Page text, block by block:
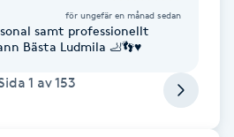
för ungefär en månad sedan
samt professionellt
jobb! Väldigt nogrann Bästa Ludmila 🦶👣♥️
1 av153